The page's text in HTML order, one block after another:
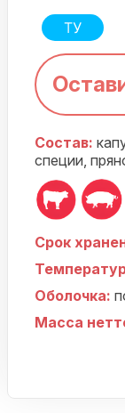
Состав:
специи,
Срок
Оболочка:
Масса